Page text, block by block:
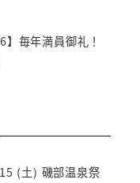
】毎年満員御礼！
(土) 磯部温泉祭